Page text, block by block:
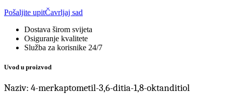
Pošaljite upitČavrljaj sad
Dostava širom svijeta
Osiguranje kvalitete
Služba za korisnike 24/7
Uvod u proizvod
Naziv: 4-merkaptometil-3,6-ditia-1,8-oktanditiol